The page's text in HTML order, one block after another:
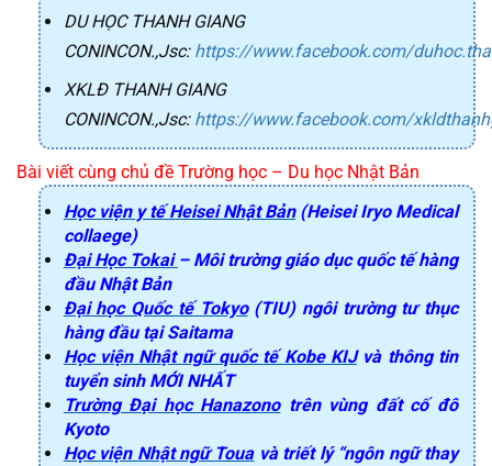
DU HỌC THANH GIANG
CONINCON.,Jsc: https://www.facebook.com/
XKLĐ THANH GIANG
CONINCON.,Jsc: https://www.facebook.com/
Bài viết cùng chủ đề Trường học – Du học Nhật Bản
Học viện y tếHeisei Nhật Bản(Heisei Iryo Medical
collaege)
Đại Học Tokai – Môi trường giáo dục quốc tế hàng
đầu Nhật Bản
Đại học Quốc tế Tokyo(TIU) ngôi trường tư thục
hàng đầu tại Saitama
Học viện Nhật ngữ quốc tế Kobe KIJvà thông tin
tuyển sinh MỚI NHẤT
Trường Đại học Hanazonotrên vùng đất cố đô
Kyoto
Học viện Nhật ngữTouavà triết lý “ngôn ngữ thay